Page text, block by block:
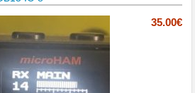
35.00€